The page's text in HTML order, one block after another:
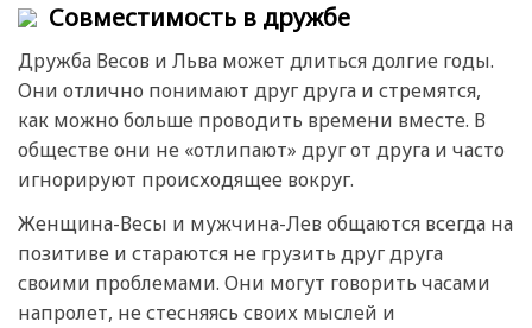
Совместимость в дружбе
Дружба Весов и Льва может длиться долгие годы.
Они отлично понимают друг друга и стремятся,
как можно больше проводить времени вместе. В
обществе они не «отлипают» друг от друга и часто
игнорируют происходящее вокруг.
Женщина-Весы и мужчина-Лев общаются всегда на
позитиве и стараются не грузить друг друга
своими проблемами. Они могут говорить часами
напролет, не стесняясь своих мыслей и